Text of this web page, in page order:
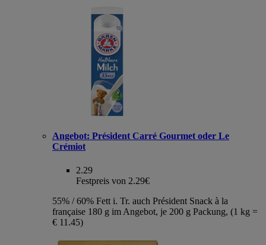
Angebot: Président Carré Gourmet oder Le
Crémiot
2.29
Festpreis von 2.29€
55% / 60% Fett i. Tr. auch Président Snack à la
française 180 g im Angebot, je 200 g Packung, (1 kg =
€ 11.45)